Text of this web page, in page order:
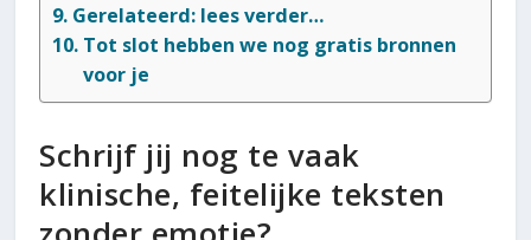
Gerelateerd: lees verder…
Tot slot hebben we nog gratis bronnen
voor je
Schrijf jij nog te vaak
klinische, feitelijke teksten